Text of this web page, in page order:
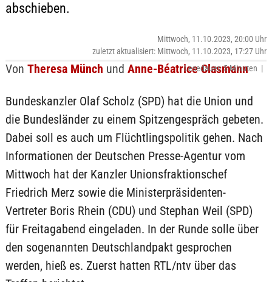
abschieben.
Von Theresa Münch und Anne-Béatrice Clasmann
Mittwoch, 11.10.2023, 20:00 Uhr
zuletzt aktualisiert: Mittwoch, 11.10.2023, 17:27 Uhr
Lesedauer: 5 Minuten |
Bundeskanzler Olaf Scholz (SPD) hat die Union und
die Bundesländer zu einem Spitzengespräch gebeten.
Dabei soll es auch um Flüchtlingspolitik gehen. Nach
Informationen der Deutschen Presse-Agentur vom
Mittwoch hat der Kanzler Unionsfraktionschef
Friedrich Merz sowie die Ministerpräsidenten-
Vertreter Boris Rhein (CDU) und Stephan Weil (SPD)
für Freitagabend eingeladen. In der Runde solle über
den sogenannten Deutschlandpakt gesprochen
werden, hieß es. Zuerst hatten RTL/ntv über das